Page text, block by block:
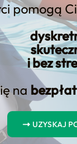
pomogą
i bez
na
UZYSKAJ
faktów,